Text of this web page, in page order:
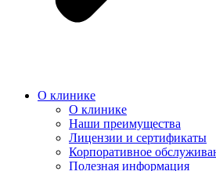
О клинике
О клинике
Наши преимущества
Лицензии и сертификаты
Корпоративное
Полезная информация